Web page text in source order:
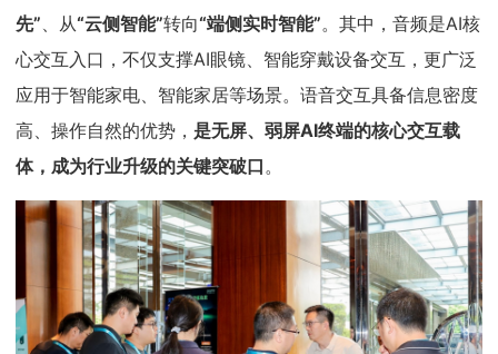
先” 、从“云侧智能”转向“端侧实时智能”。其中，音频是AI核
心交互入口，不仅支撑AI眼镜、智能穿戴设备交互，更广泛
应用于智能家电、智能家居等场景。语音交互具备信息密度
高、操作自然的优势，是无屏、弱屏AI终端的核心交互载
体，成为行业升级的关键突破口 。